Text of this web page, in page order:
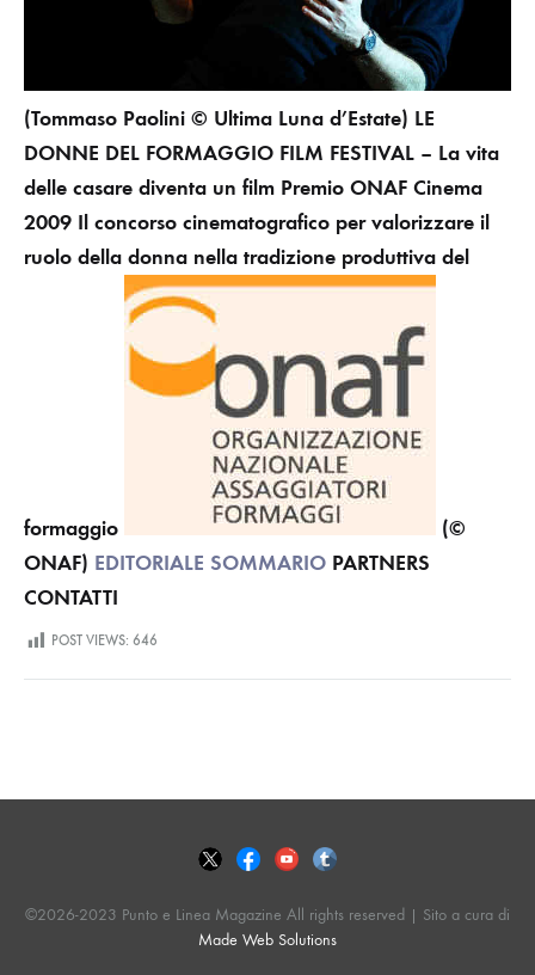
(Tommaso Paolini © Ultima Luna d’Estate) LE
DONNE DEL FORMAGGIO FILM FESTIVAL – La vita
delle casare diventa un film Premio ONAF Cinema
2009 Il concorso cinematografico per valorizzare il
ruolo della donna nella tradizione produttiva del
formaggio
(©
ONAF) EDITORIALE SOMMARIO PARTNERS
CONTATTI
POST VIEWS: 646
©2026-2023 Punto e Linea Magazine All rights reserved | Sito a cura di
Made Web Solutions